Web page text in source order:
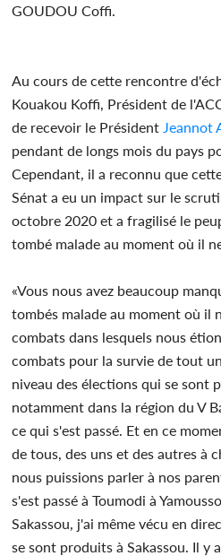
GOUDOU Coffi.
Au cours de cette rencontre
Kouakou Koffi, Président de
de recevoir le Président Jeannot
pendant de longs mois du pays
Cependant, il a reconnu que
Sénat a eu un impact sur le
octobre 2020 et a fragilisé le
tombé malade au moment où il
«Vous nous avez beaucoup
tombés malade au moment où il
combats dans lesquels nous
combats pour la survie de tout
niveau des élections qui se sont
notamment dans la région du V
ce qui s'est passé. Et en ce
de tous, des uns et des autres à
nous puissions parler à nos
s'est passé à Toumodi à
Sakassou, j'ai même vécu en
se sont produits à Sakassou. Il y